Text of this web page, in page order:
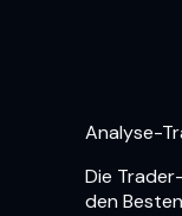
Analyse-
Die
den